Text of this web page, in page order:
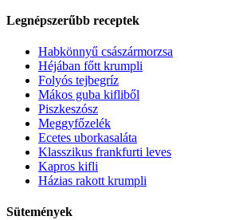
Legnépszerűbb receptek
Habkönnyű császármorzsa
Héjában főtt krumpli
Folyós tejbegríz
Mákos guba kifliből
Piszkeszósz
Meggyfőzelék
Ecetes uborkasaláta
Klasszikus frankfurti leves
Kapros kifli
Házias rakott krumpli
Sütemények